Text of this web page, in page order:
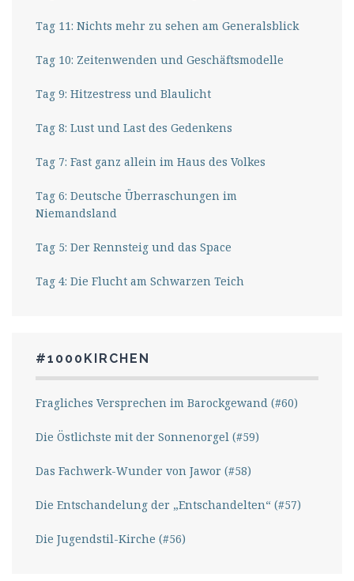
Tag 11: Nichts mehr zu sehen am Generalsblick
Tag 10: Zeitenwenden und Geschäftsmodelle
Tag 9: Hitzestress und Blaulicht
Tag 8: Lust und Last des Gedenkens
Tag 7: Fast ganz allein im Haus des Volkes
Tag 6: Deutsche Überraschungen im
Niemandsland
Tag 5: Der Rennsteig und das Space
Tag 4: Die Flucht am Schwarzen Teich
#1000KIRCHEN
Fragliches Versprechen im Barockgewand (#60)
Die Östlichste mit der Sonnenorgel (#59)
Das Fachwerk-Wunder von Jawor (#58)
Die Entschandelung der „Entschandelten“ (#57)
Die Jugendstil-Kirche (#56)